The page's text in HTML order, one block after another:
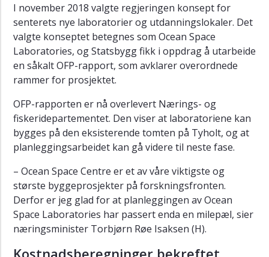
I november 2018 valgte regjeringen konsept for
senterets nye laboratorier og utdanningslokaler. Det
valgte konseptet betegnes som Ocean Space
Laboratories, og Statsbygg fikk i oppdrag å utarbeide
en såkalt OFP-rapport, som avklarer overordnede
rammer for prosjektet.
OFP-rapporten er nå overlevert Nærings- og
fiskeridepartementet. Den viser at laboratoriene kan
bygges på den eksisterende tomten på Tyholt, og at
planleggingsarbeidet kan gå videre til neste fase.
– Ocean Space Centre er et av våre viktigste og
største byggeprosjekter på forskningsfronten.
Derfor er jeg glad for at planleggingen av Ocean
Space Laboratories har passert enda en milepæl, sier
næringsminister Torbjørn Røe Isaksen (H).
Kostnadsberegninger bekreftet